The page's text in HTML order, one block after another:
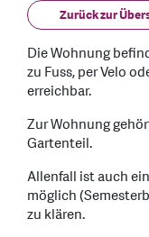
Zurück zur
Die Wohnung
zu Fuss, per Velo
erreichbar.
Zur Wohnung
Gartenteil.
Allenfall ist auch
möglich
zu klären.